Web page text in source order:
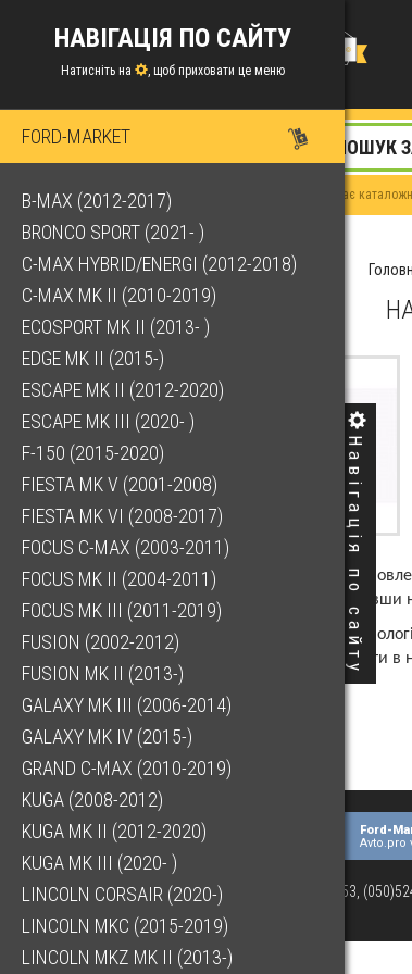
Навігація по сайту
НАВІГАЦІЯ ПО САЙТУ
Натисніть на , щоб приховати це меню
FORD-MARKET
B-MAX (2012-2017)
BRONCO SPORT (2021- )
C-MAX HYBRID/ENERGI (2012-2018)
C-MAX MK II (2010-2019)
ECOSPORT MK II (2013- )
EDGE MK II (2015-)
ESCAPE MK II (2012-2020)
ESCAPE MK III (2020- )
F-150 (2015-2020)
FIESTA MK V (2001-2008)
FIESTA MK VI (2008-2017)
FOCUS C-MAX (2003-2011)
FOCUS MK II (2004-2011)
FOCUS MK III (2011-2019)
FUSION (2002-2012)
FUSION MK II (2013-)
GALAXY MK III (2006-2014)
GALAXY MK IV (2015-)
GRAND C-MAX (2010-2019)
KUGA (2008-2012)
KUGA MK II (2012-2020)
KUGA MK III (2020- )
LINCOLN CORSAIR (2020-)
LINCOLN MKC (2015-2019)
LINCOLN MKZ MK II (2013-)
Якщо у Вас немає
термін поставки
форму запиту, вказавши
Докладніше про
Ви зможете прочитати в
Ford-
Avto.pro
(073)063-03-53,